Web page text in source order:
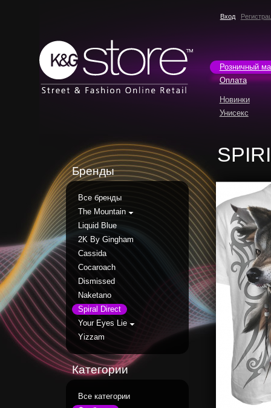
Вход
Розничный
Оплата
Новинки
Унисекс
Бренды
Все бренды
The Mountain
Liquid Blue
2K By Gingham
Cassida
Cocaroach
Dismissed
Naketano
Spiral Direct
Your Eyes Lie
Yizzam
Категории
Все категории